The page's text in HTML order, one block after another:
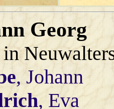
Georg
, Johann
, Eva